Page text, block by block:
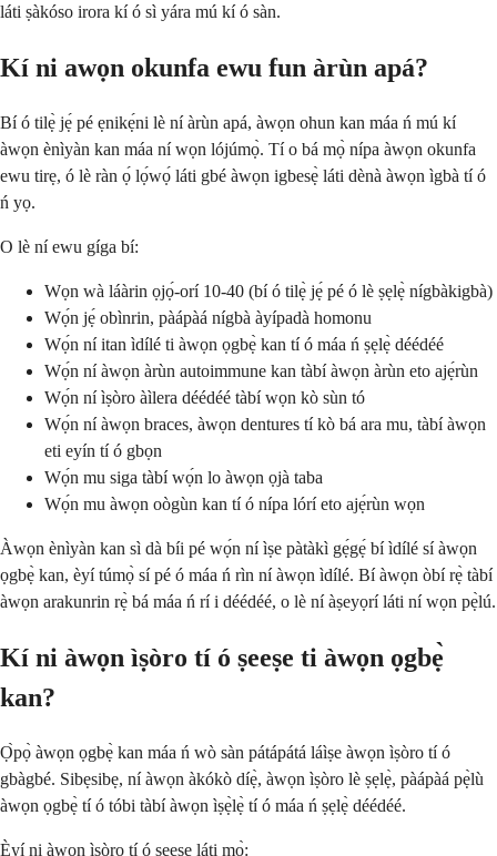
láti ṣàkóso irora kí ó sì yára mú kí ó sàn.
Kí ni awọn okunfa ewu fun àrùn apá?
Bí ó tilẹ̀ jẹ́ pé ẹnikẹ́ni lè ní àrùn apá, àwọn ohun kan máa ń mú kí
àwọn ènìyàn kan máa ní wọn lójúmọ̀. Tí o bá mọ̀ nípa àwọn okunfa
ewu tirẹ, ó lè ràn ọ́ lọ́wọ́ láti gbé àwọn igbesẹ̀ láti dènà àwọn ìgbà tí ó
ń yọ.
O lè ní ewu gíga bí:
Wọn wà láàrin ọjọ́-orí 10-40 (bí ó tilẹ̀ jẹ́ pé ó lè ṣẹlẹ̀ nígbàkigbà)
Wọ́n jẹ́ obìnrin, pàápàá nígbà àyípadà homonu
Wọ́n ní itan ìdílé ti àwọn ọgbẹ̀ kan tí ó máa ń ṣẹlẹ̀ déédéé
Wọ́n ní àwọn àrùn autoimmune kan tàbí àwọn àrùn eto ajẹ́rùn
Wọ́n ní ìṣòro àìlera déédéé tàbí wọn kò sùn tó
Wọ́n ní àwọn braces, àwọn dentures tí kò bá ara mu, tàbí àwọn
eti eyín tí ó gbọn
Wọ́n mu siga tàbí wọ́n lo àwọn ọjà taba
Wọ́n mu àwọn oògùn kan tí ó nípa lórí eto ajẹ́rùn wọn
Àwọn ènìyàn kan sì dà bíi pé wọ́n ní ìṣe pàtàkì gẹ́gẹ́ bí ìdílé sí àwọn
ọgbẹ̀ kan, èyí túmọ̀ sí pé ó máa ń rìn ní àwọn ìdílé. Bí àwọn òbí rẹ̀ tàbí
àwọn arakunrin rẹ̀ bá máa ń rí i déédéé, o lè ní àṣeyọrí láti ní wọn pẹ̀lú.
Kí ni àwọn ìṣòro tí ó ṣeeṣe ti àwọn ọgbẹ̀
kan?
Ọ̀pọ̀ àwọn ọgbẹ̀ kan máa ń wò sàn pátápátá láìṣe àwọn ìṣòro tí ó
gbàgbé. Sibẹsibẹ, ní àwọn àkókò díẹ̀, àwọn ìṣòro lè ṣẹlẹ̀, pàápàá pẹ̀lù
àwọn ọgbẹ̀ tí ó tóbi tàbí àwọn ìṣẹ̀lẹ̀ tí ó máa ń ṣẹlẹ̀ déédéé.
Èyí ni àwọn ìṣòro tí ó ṣeeṣe láti mọ̀: